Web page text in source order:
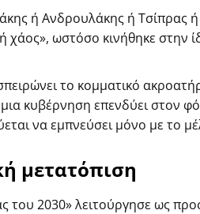
ή Ανδρουλάκης ή Τσίπρας
ωστόσο κινήθηκε στην
το κομματικό
κυβέρνηση επενδύει στον
να εμπνεύσει μόνο με το
μετατόπιση
του 2030» λειτούργησε ως